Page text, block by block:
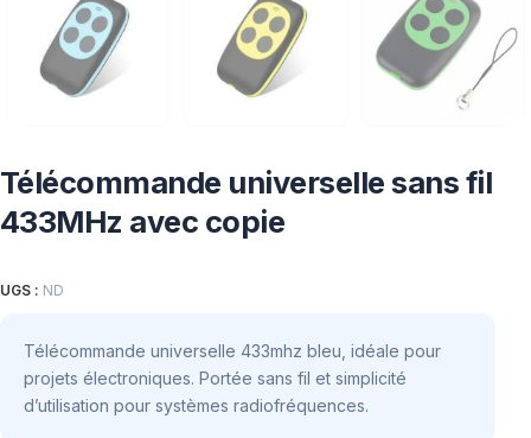
Télécommande universelle sans fil
433MHz avec copie
UGS : ND
Télécommande universelle 433mhz bleu, idéale pour
projets électroniques. Portée sans fil et simplicité
d’utilisation pour systèmes radiofréquences.